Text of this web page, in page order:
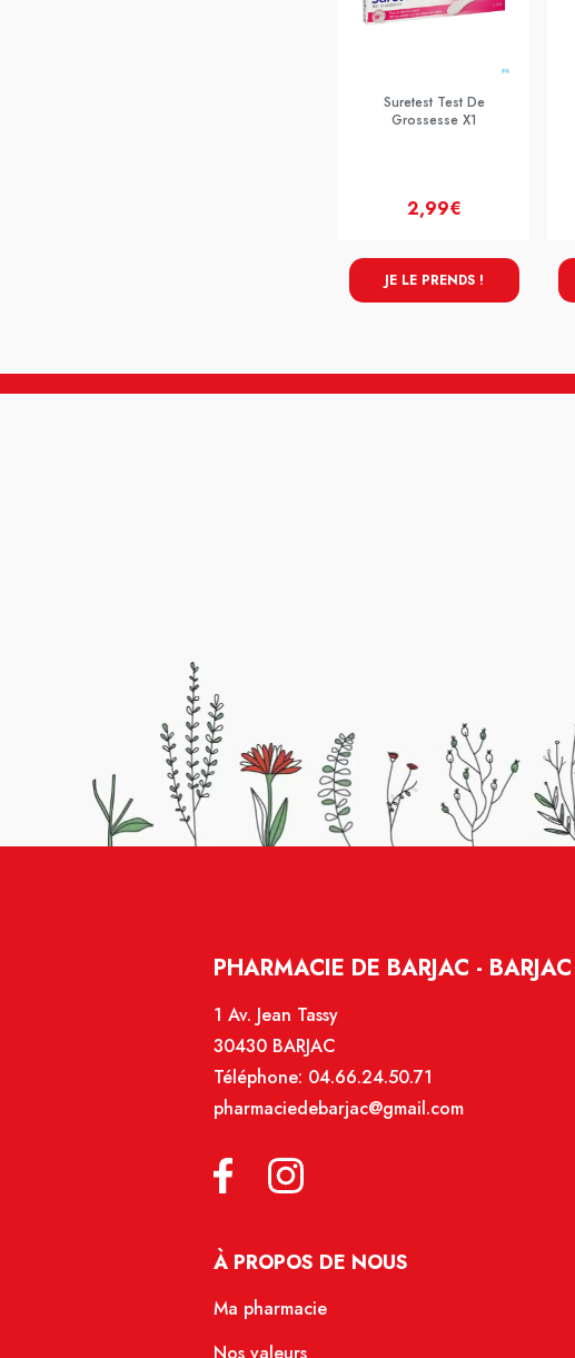
Suretest Test De
Grossesse X1
2,99€
JE LE PRENDS !
PHARMACIE DE BARJAC - BARJAC
1 Av. Jean Tassy
30430 BARJAC
Téléphone: 04.66.24.50.71
pharmaciedebarjac@gmail.com
À PROPOS DE NOUS
Ma pharmacie